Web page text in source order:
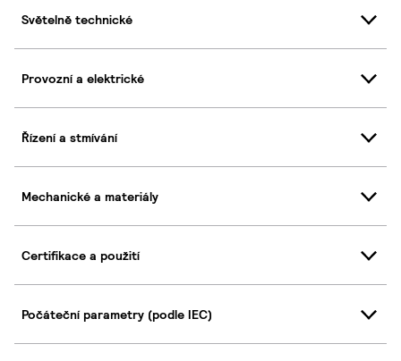
Světelně technické
Provozní a elektrické
Řízení a stmívání
Mechanické a materiály
Certifikace a použití
Počáteční parametry (podle IEC)